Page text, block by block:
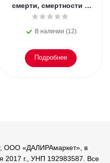
смерти, смертности и
раскрытии
осталось. Блэк
В наличии (12)
Подробнее
ООО «ДАЛИРАмаркет», в
2017 г., УНП 192983587. Все